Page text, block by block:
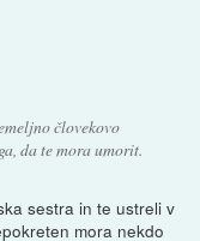
človekovo
da te mora umorit.
sestra in te ustreli v
mora nekdo